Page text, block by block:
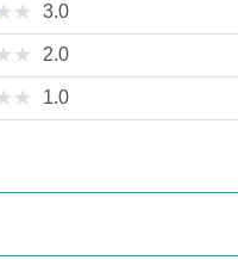
3.0
2.0
1.0